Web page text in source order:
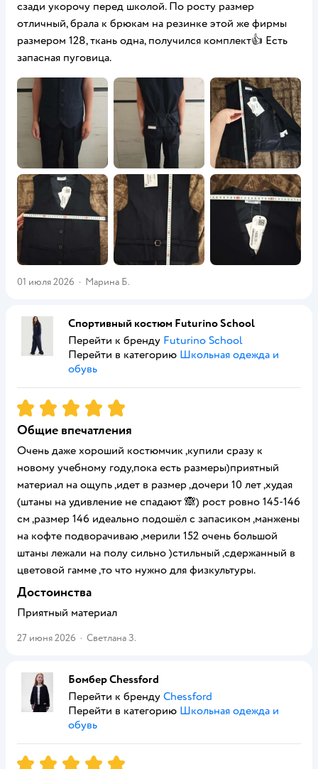
сзади укорочу перед школой. По росту размер
отличный, брала к брюкам на резинке этой же фирмы
размером 128, ткань одна, получился комплект👍 Есть
запасная пуговица.
01 июля 2026 · Марина Б.
Спортивный костюм Futurino School
Перейти к бренду Futurino School
Перейти в категорию Школьная одежда и
обувь
Рейтинг:5
Общие впечатления
Очень даже хороший костюмчик ,купили сразу к
новому учебному году,пока есть размеры)приятный
материал на ощупь ,идет в размер ,дочери 10 лет ,худая
(штаны на удивление не спадают 🙈) рост ровно 145-146
см ,размер 146 идеально подошёл с запасиком ,манжены
на кофте подворачиваю ,мерили 152 очень большой
штаны лежали на полу сильно )стильный ,сдержанный в
цветовой гамме ,то что нужно для физкультуры.
Достоинства
Приятный материал
27 июня 2026 · Светлана З.
Бомбер Chessford
Перейти к бренду Chessford
Перейти в категорию Школьная одежда и
обувь
Рейтинг:5